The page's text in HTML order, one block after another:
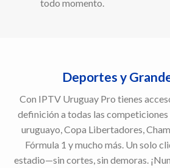
todo momento.
Deportes y
Con IPTV Uruguay Pro tienes
definición a todas las
uruguayo, Copa Libertadores,
Fórmula 1 y mucho más. Un solo
estadio—sin cortes, sin demoras.